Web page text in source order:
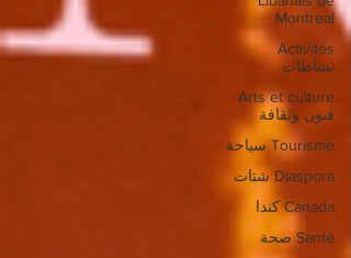
Montreal
Activités
نشاطات
Arts et culture
فنون وثقافة
Tourisme سياحة
Diaspora شتات
Canada كندا
Santé صحة